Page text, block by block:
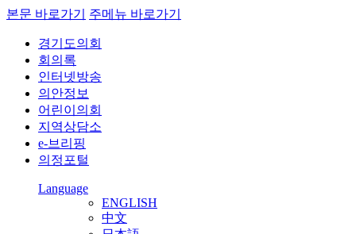
본문 바로가기 주메뉴 바로가기
경기도의회
회의록
인터넷방송
의안정보
어린이의회
지역상담소
e-브리핑
의정포털
Language
ENGLISH
中文